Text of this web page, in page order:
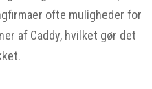
ofte muligheder for
af Caddy, hvilket gør det